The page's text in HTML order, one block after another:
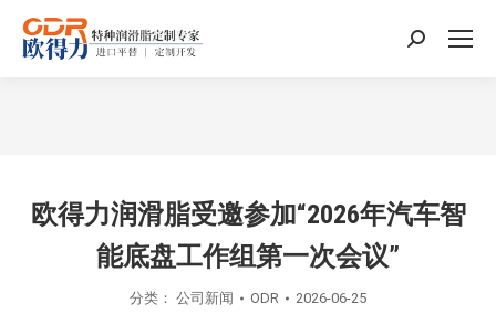
搜
欧得力润滑脂受邀参加“2026年汽车智
能底盘工作组第一次会议”
分类： 公司新闻 ODR 2026-06-25